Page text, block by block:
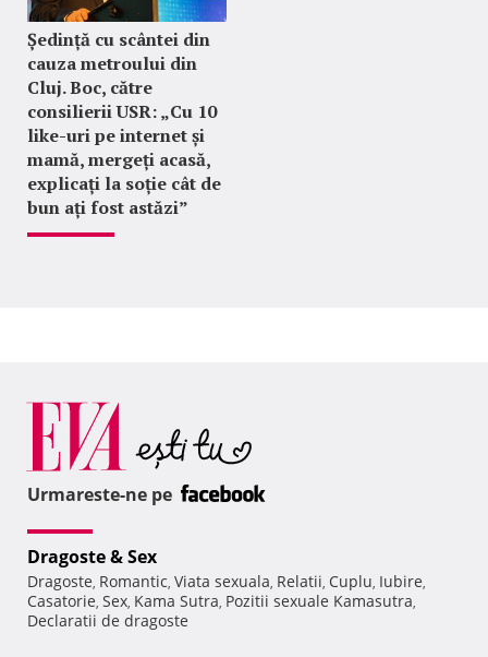
Ședință cu scântei din
cauza metroului din
Cluj. Boc, către
consilierii USR: „Cu 10
like-uri pe internet și
mamă, mergeți acasă,
explicați la soție cât de
bun ați fost astăzi”
Urmareste-ne pe
Dragoste & Sex
Dragoste, Romantic, Viata sexuala, Relatii, Cuplu, Iubire,
Casatorie, Sex, Kama Sutra, Pozitii sexuale Kamasutra,
Declaratii de dragoste